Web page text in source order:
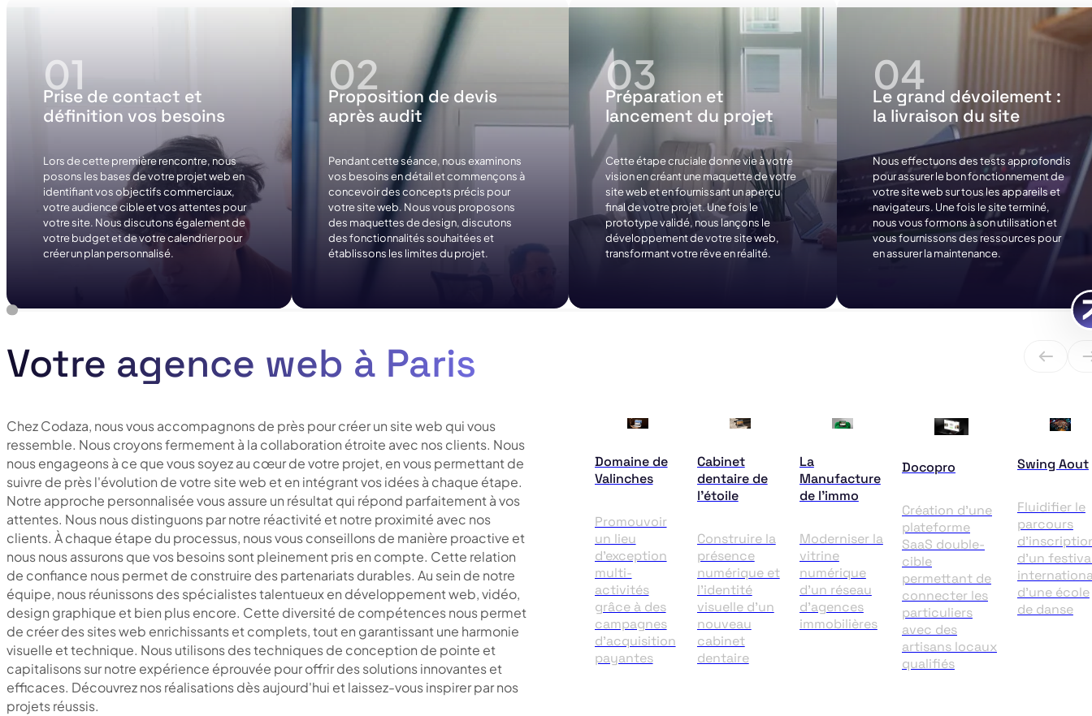
Prise de contact et
définition vos besoins
Lors de cette première rencontre, nous
posons les bases de votre projet web en
identifiant vos objectifs commerciaux,
votre audience cible et vos attentes pour
votre site. Nous discutons également de
votre budget et de votre calendrier pour
créer un plan personnalisé.
Proposition de devis
après audit
Pendant cette séance, nous examinons
vos besoins en détail et commençons à
concevoir des concepts précis pour
votre site web. Nous vous proposons
des maquettes de design, discutons
des fonctionnalités souhaitées et
établissons les limites du projet.
Préparation et
lancement du projet
Cette étape cruciale donne vie à votre
vision en créant une maquette de votre
site web et en fournissant un aperçu
final de votre projet. Une fois le
prototype validé, nous lançons le
développement de votre site web,
transformant votre rêve en réalité.
Le grand dévoilement :
la livraison du site
Nous effectuons des tests approfondis
pour assurer le bon fonctionnement de
votre site web sur tous les appareils et
navigateurs. Une fois le site terminé,
nous vous formons à son utilisation et
vous fournissons des ressources pour
en assurer la maintenance.
Votre agence web à Paris
Chez Codaza, nous vous accompagnons de près pour créer un site web qui vous
ressemble. Nous croyons fermement à la collaboration étroite avec nos clients. Nous
nous engageons à ce que vous soyez au cœur de votre projet, en vous permettant de
suivre de près l'évolution de votre site web et en intégrant vos idées à chaque étape.
Notre approche personnalisée vous assure un résultat qui répond parfaitement à vos
attentes. Nous nous distinguons par notre réactivité et notre proximité avec nos
clients. À chaque étape du processus, nous vous conseillons de manière proactive et
nous nous assurons que vos besoins sont pleinement pris en compte. Cette relation
de confiance nous permet de construire des partenariats durables. Au sein de notre
équipe, nous réunissons des spécialistes talentueux en développement web, vidéo,
design graphique et bien plus encore. Cette diversité de compétences nous permet
de créer des sites web enrichissants et complets, tout en garantissant une harmonie
visuelle et technique. Nous utilisons des techniques de conception de pointe et
capitalisons sur notre expérience éprouvée pour offrir des solutions innovantes et
efficaces. Découvrez nos réalisations dès aujourd'hui et laissez-vous inspirer par nos
projets réussis.
Domaine de
Valinches
Promouvoir
un lieu
d'exception
multi-
activités
grâce à des
campagnes
d'acquisition
payantes
Cabinet
dentaire de
l’étoile
Construire la
présence
numérique et
l'identité
visuelle d'un
nouveau
cabinet
dentaire
La
Manufacture
de l’immo
Moderniser la
vitrine
numérique
d'un réseau
d'agences
immobilières
Docopro
Création d’une
plateforme
SaaS double-
cible
permettant de
connecter les
particuliers
avec des
artisans locaux
qualifiés
Swing Aout
Fluidifier le
parcours
d'un
d'une école
de danse